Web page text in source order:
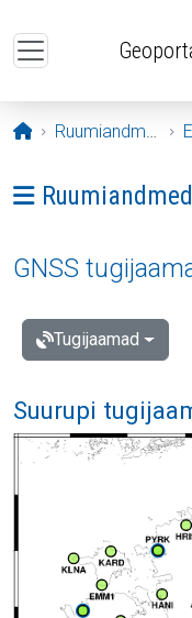
Avaleht
Ruumiandmed
Ava menüü:
Ruumiandmed
GNSS
Tugijaamad
Suurupi